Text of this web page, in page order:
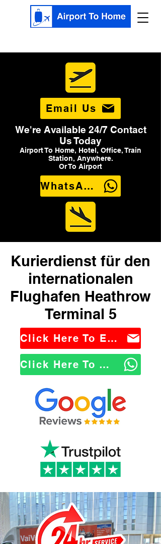
Email Us
We're Available 24/7 Contact
Us Today
Airport To Home, Hotel, Office, Train
Station, Anywhere.
Or To Airport
WhatsApp Us
Kurierdienst für den
internationalen
Flughafen Heathrow
Terminal 5
Click Here To Email Us
Click Here To WhatsApp Us